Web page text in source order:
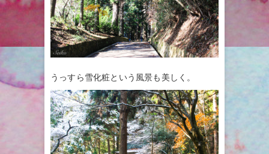
うっすら雪化粧という風景も美しく。